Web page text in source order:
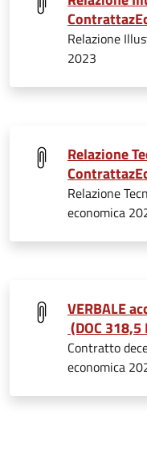
Relazione
2023
Relazione
Relazione
economica
VERBALE
(DOC 318,5
Contratto
economica